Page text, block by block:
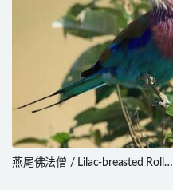
燕尾佛法僧 / Lilac-breasted Roller